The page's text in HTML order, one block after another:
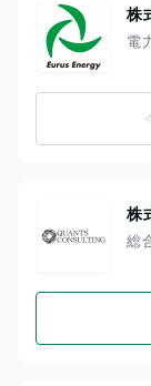
株
電
株
総